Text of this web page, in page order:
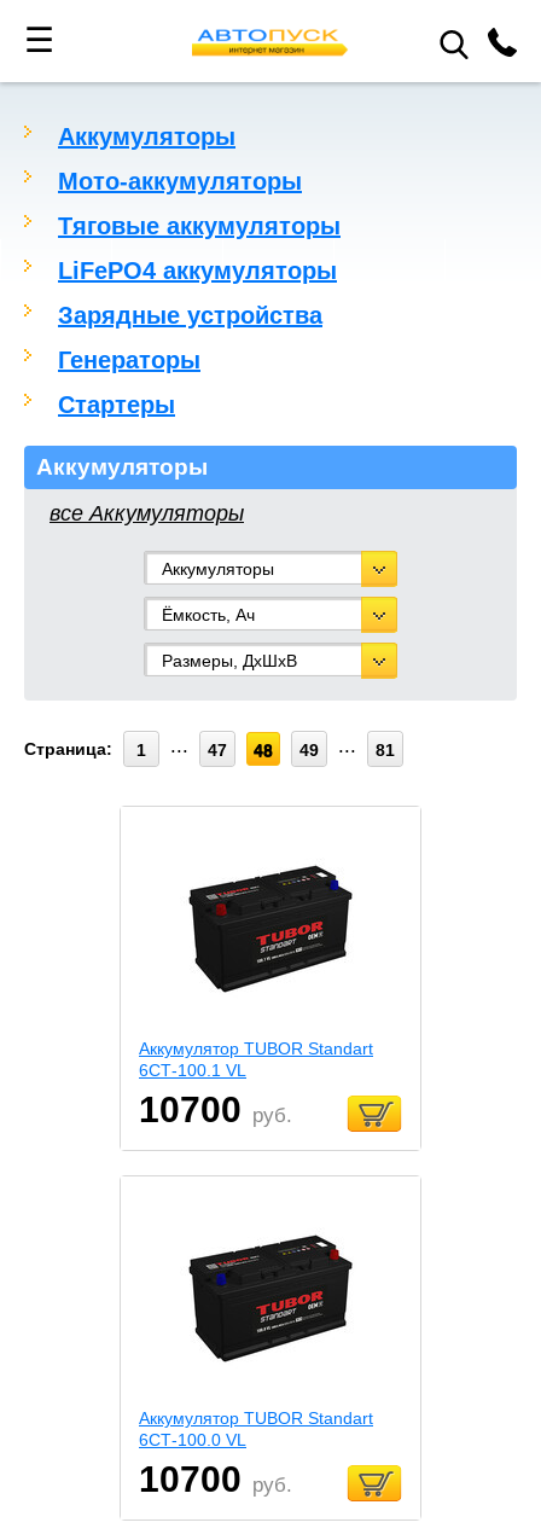
☰
Аккумуляторы
Мото-аккумуляторы
Тяговые аккумуляторы
LiFePO4 аккумуляторы
Зарядные устройства
Генераторы
Стартеры
Аккумуляторы
все Аккумуляторы
Аккумуляторы
Ёмкость, Ач
Размеры, ДхШхВ
Страница: 1 47 48 49 81
Аккумулятор TUBOR Standart
6СТ-100.1 VL
10700 руб.
Аккумулятор TUBOR Standart
6СТ-100.0 VL
10700 руб.